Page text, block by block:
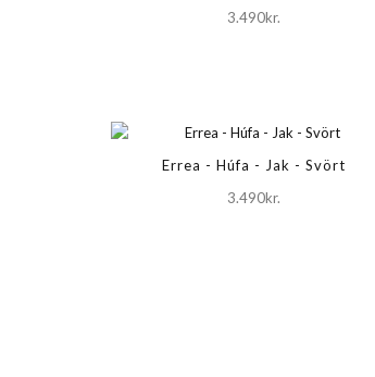
3.490kr.
Errea - Húfa - Jak - Svört
3.490kr.